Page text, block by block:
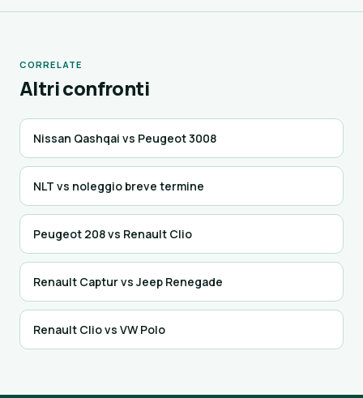
CORRELATE
Altri confronti
Nissan Qashqai vs Peugeot 3008
NLT vs noleggio breve termine
Peugeot 208 vs Renault Clio
Renault Captur vs Jeep Renegade
Renault Clio vs VW Polo